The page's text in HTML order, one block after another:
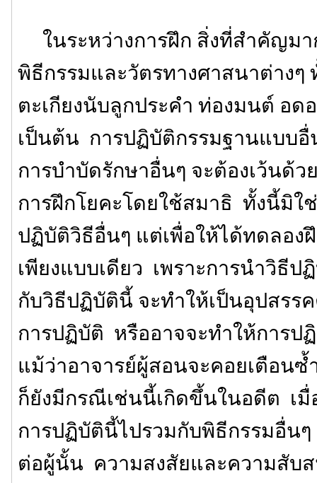
ในระหว่างการฝึก สิ่งที่สำคัญมา
พิธีกรรมและวัตรทางศาสนาต่างๆ
ตะเกียงนับลูกประคำ ท่องมนต์ อด
เป็นต้น การปฏิบัติกรรมฐานแบบอื่
การบำบัดรักษาอื่นๆ จะต้องเว้นด้ว
การฝึกโยคะโดยใช้สมาธิ ทั้งนี้มิใ
ปฏิบัติวิธีอื่นๆ แต่เพื่อให้ได้ทดลอง
เพียงแบบเดียว เพราะการนำวิธี
กับวิธีปฏิบัตินี้ จะทำให้เป็นอุปสรร
การปฏิบัติ หรืออาจจะทำให้การป
แม้ว่าอาจารย์ผู้สอนจะคอยเตือน
ก็ยังมีกรณีเช่นนี้เกิดขึ้นในอดีต เมื่
การปฏิบัตินี้ไปรวมกับพิธีกรรมอื่น
ต่อผู้นั้น ความสงสัยและความสับ